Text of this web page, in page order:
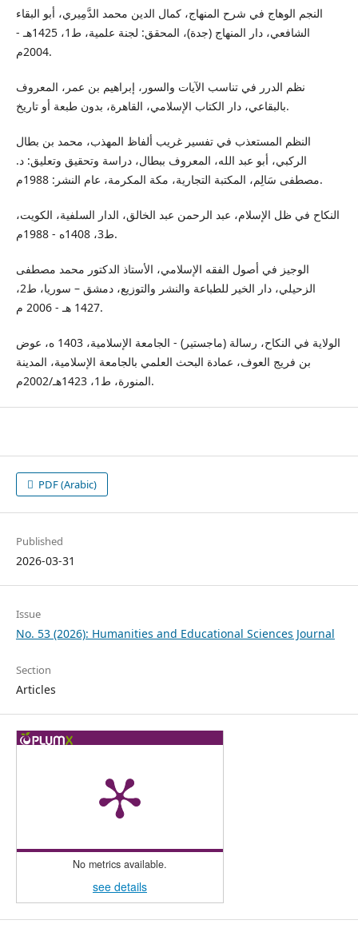
النجم الوهاج في شرح المنهاج، كمال الدين محمد الدَّمِيري، أبو البقاء
الشافعي، دار المنهاج (جدة)، المحقق: لجنة علمية، ط1، 1425هـ -
2004م.
نظم الدرر في تناسب الآيات والسور، إبراهيم بن عمر، المعروف
بالبقاعي، دار الكتاب الإسلامي، القاهرة، بدون طبعة أو تاريخ.
النظم المستعذب في تفسير غريب ألفاظ المهذب، محمد بن بطال
الركبي، أبو عبد الله، المعروف ببطال، دراسة وتحقيق وتعليق: د.
مصطفى سَالِم، المكتبة التجارية، مكة المكرمة، عام النشر: 1988م.
النكاح في ظل الإسلام، عبد الرحمن عبد الخالق، الدار السلفية، الكويت،
ط3، 1408ه - 1988م.
الوجيز في أصول الفقه الإسلامي، الأستاذ الدكتور محمد مصطفى
الزحيلي، دار الخير للطباعة والنشر والتوزيع، دمشق – سوريا، ط2،
1427 هـ - 2006 م.
الولاية في النكاح، رسالة (ماجستير) - الجامعة الإسلامية، 1403 ه، عوض
بن فريج العوف، عمادة البحث العلمي بالجامعة الإسلامية، المدينة
المنورة، ط1، 1423هـ/2002م.
PDF (Arabic)
Published
2026-03-31
Issue
No. 53 (2026): Humanities and Educational Sciences Journal
Section
Articles
No metrics available.
see details